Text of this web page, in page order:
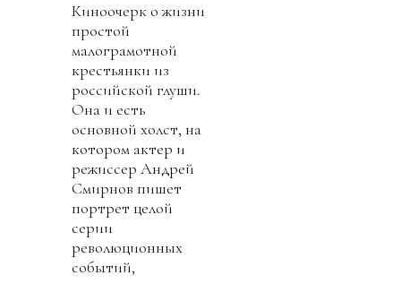
Киноочерк о жизни
простой
малограмотной
крестьянки из
российской глуши.
Она и есть
основной холст, на
котором актер и
режиссер Андрей
Смирнов пишет
портрет целой
серии
революционных
событий,